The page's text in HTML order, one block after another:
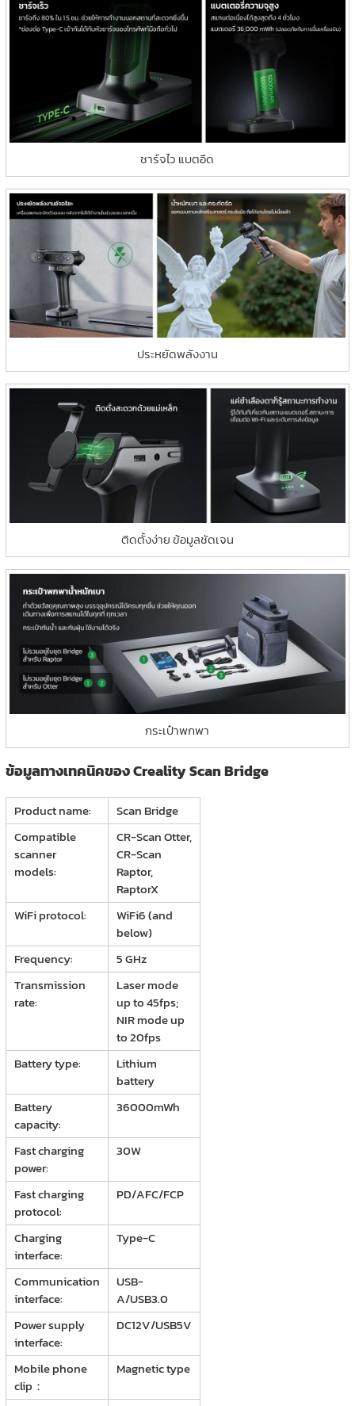
ชาร์จไว แบตอึด
ประหยัดพลังงาน
ติดตั้งง่าย ข้อมูลชัดเจน
กระเป๋าพกพา
ข้อมูลทางเทคนิคของ Creality Scan Bridge
Product name:
Scan Bridge
Compatible
scanner
models:
CR-Scan Otter,
CR-Scan
Raptor,
RaptorX
WiFi protocol:
WiFi6 (and
below)
Frequency:
5 GHz
Transmission
rate:
Laser mode
up to 45fps;
NIR mode up
to 20fps
Battery type:
Lithium
battery
Battery
capacity:
36000mWh
Fast charging
power:
30W
Fast charging
protocol:
PD/AFC/FCP
Charging
interface:
Type-C
Communication
interface:
USB-
A/USB3.0
Power supply
interface:
DC12V/USB5V
Mobile phone
clip：
Magnetic type